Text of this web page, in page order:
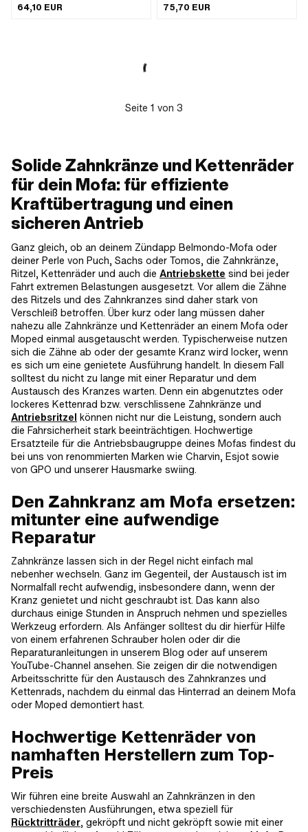
Kettenteilung: 1/2" x 3/16" · Kettentyp:
64,10 EUR
Stahl · Oberfläche: verzinkt (blau) ·
75,70 EUR
Seite 1 von 3
Solide Zahnkränze und Kettenräder
für dein Mofa: für effiziente
Kraftübertragung und einen
sicheren Antrieb
Ganz gleich, ob an deinem Zündapp Belmondo-Mofa oder
deiner Perle von Puch, Sachs oder Tomos, die Zahnkränze,
Ritzel, Kettenräder und auch die Antriebskette sind bei jeder
Fahrt extremen Belastungen ausgesetzt. Vor allem die Zähne
des Ritzels und des Zahnkranzes sind daher stark von
Verschleiß betroffen. Über kurz oder lang müssen daher
nahezu alle Zahnkränze und Kettenräder an einem Mofa oder
Moped einmal ausgetauscht werden. Typischerweise nutzen
sich die Zähne ab oder der gesamte Kranz wird locker, wenn
es sich um eine genietete Ausführung handelt. In diesem Fall
solltest du nicht zu lange mit einer Reparatur und dem
Austausch des Kranzes warten. Denn ein abgenutztes oder
lockeres Kettenrad bzw. verschlissene Zahnkränze und
Antriebsritzel können nicht nur die Leistung, sondern auch
die Fahrsicherheit stark beeinträchtigen. Hochwertige
Ersatzteile für die Antriebsbaugruppe deines Mofas findest du
bei uns von renommierten Marken wie Charvin, Esjot sowie
von GPO und unserer Hausmarke swiing.
Den Zahnkranz am Mofa ersetzen:
mitunter eine aufwendige
Reparatur
Zahnkränze lassen sich in der Regel nicht einfach mal
nebenher wechseln. Ganz im Gegenteil, der Austausch ist im
Normalfall recht aufwendig, insbesondere dann, wenn der
Kranz genietet und nicht geschraubt ist. Das kann also
durchaus einige Stunden in Anspruch nehmen und spezielles
Werkzeug erfordern. Als Anfänger solltest du dir hierfür Hilfe
von einem erfahrenen Schrauber holen oder dir die
Reparaturanleitungen in unserem Blog oder auf unserem
YouTube-Channel ansehen. Sie zeigen dir die notwendigen
Arbeitsschritte für den Austausch des Zahnkranzes und
Kettenrads, nachdem du einmal das Hinterrad an deinem Mofa
oder Moped demontiert hast.
Hochwertige Kettenräder von
namhaften Herstellern zum Top-
Preis
Wir führen eine breite Auswahl an Zahnkränzen in den
verschiedensten Ausführungen, etwa speziell für
Rücktritträder, gekröpft und nicht gekröpft sowie mit einer